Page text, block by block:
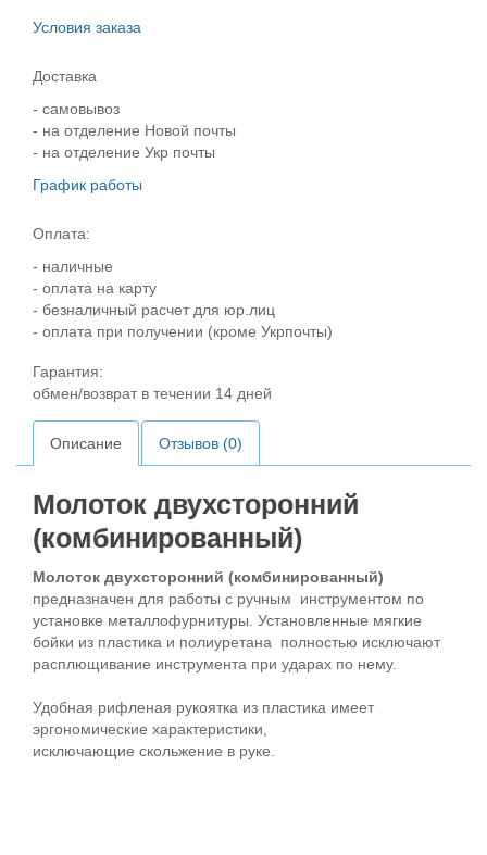
Условия заказа
Доставка
- самовывоз
- на отделение Новой почты
- на отделение Укр почты
График работы
Оплата:
- наличные
- оплата на карту
- безналичный расчет для юр.лиц
- оплата при получении (кроме Укрпочты)
Гарантия:
обмен/возврат в течении 14 дней
Описание Отзывов (0)
Молоток двухсторонний
(комбинированный)
Молоток двухсторонний (комбинированный)
предназначен для работы с ручным инструментом по
установке металлофурнитуры. Установленные мягкие
бойки из пластика и полиуретана полностью исключают
расплющивание инструмента при ударах по нему.
Удобная рифленая рукоятка из пластика имеет
эргономические характеристики,
исключающие скольжение в руке.